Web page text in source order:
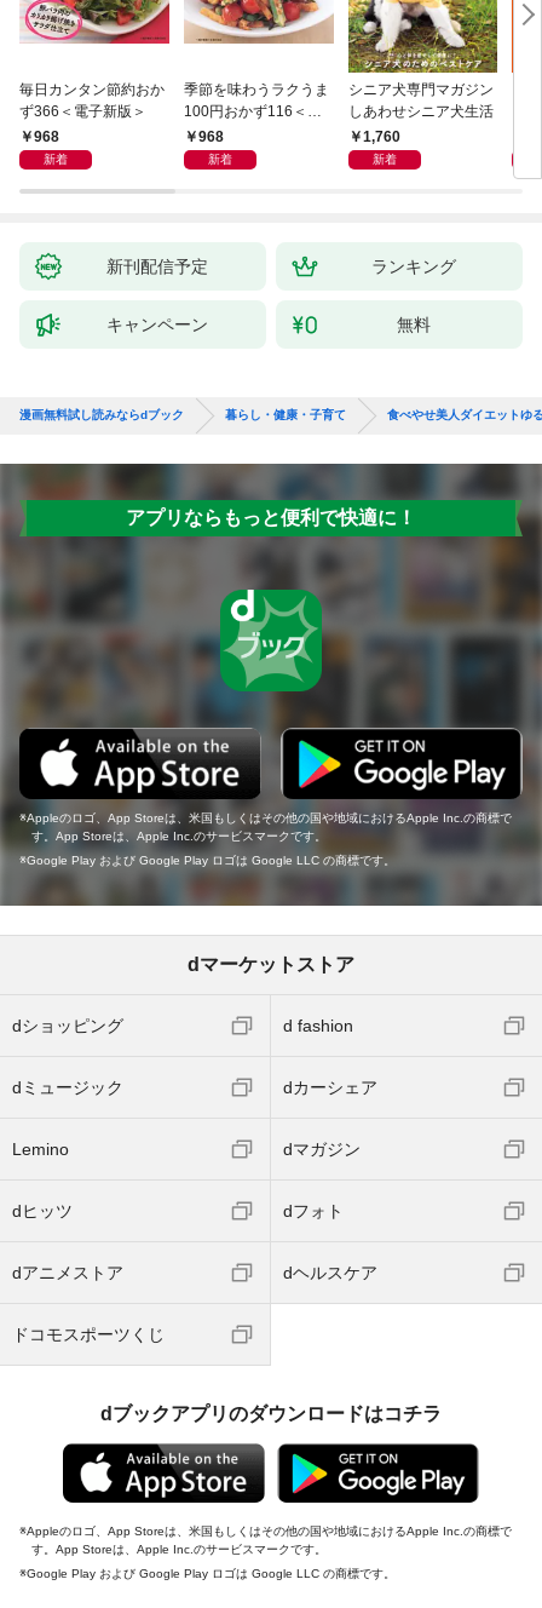
毎日カンタン節約おか
ず366＜電子新版＞
968
新着
季節を味わうラクうま
100円おかず116＜電
子新版＞
968
新着
シニア犬専門マガジン
しあわせシニア犬生活
1,760
新着
新刊配信予定 ランキング
キャンペーン 無料
漫画無料試し読みならdブック 暮らし・健康・子育て 食べやせ美人ダイエットゆ
アプリならもっと便利で快適に！
Appleのロゴ、App Storeは、米国もしくはその他の国や地域におけるApple Inc.の商標で
す。App Storeは、Apple Inc.のサービスマークです。
Google Play および Google Play ロゴは Google LLC の商標です。
dマーケットストア
dショッピング d fashion
dミュージック dカーシェア
Lemino dマガジン
dヒッツ dフォト
dアニメストア dヘルスケア
ドコモスポーツくじ
dブックアプリのダウンロードはコチラ
Appleのロゴ、App Storeは、米国もしくはその他の国や地域におけるApple Inc.の商標で
す。App Storeは、Apple Inc.のサービスマークです。
Google Play および Google Play ロゴは Google LLC の商標です。